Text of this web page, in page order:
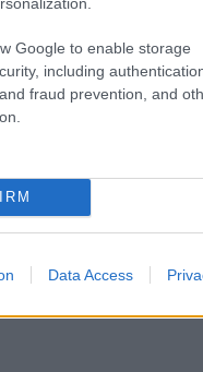
Google to enable storage
including
fraud prevention, and
Data Access